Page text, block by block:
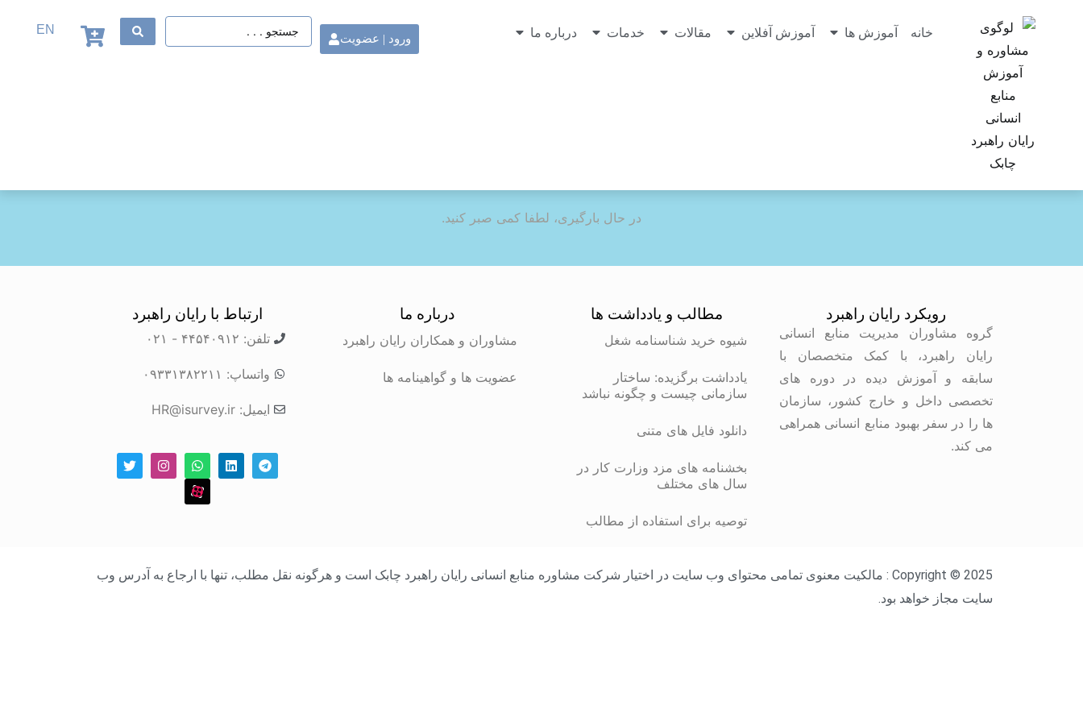
خانه آموزش ها آموزش آفلاین مقالات خدمات درباره ما ورود | عضویت
EN
در حال بارگیری، لطفا کمی صبر کنید.
رویکرد رایان راهبرد
گروه مشاوران مدیریت منابع انسانی
رایان راهبرد، با کمک متخصصان با
سابقه و آموزش دیده در دوره های
تخصصی داخل و خارج کشور، سازمان
ها را در سفر بهبود منابع انسانی همراهی
می کند.
مطالب و یادداشت ها
شیوه خرید شناسنامه شغل
یادداشت برگزیده: ساختار
سازمانی چیست و چگونه نباشد
دانلود فایل های متنی
بخشنامه های مزد وزارت کار در
سال های مختلف
توصیه برای استفاده از مطالب
درباره ما
مشاوران و همکاران رایان راهبرد
عضویت ها و گواهینامه ها
ارتباط با رایان راهبرد
تلفن: ۴۴۵۴۰۹۱۲ - ۰۲۱
واتساپ: ۰۹۳۳۱۳۸۲۲۱۱
ایمیل: HR@isurvey.ir
Copyright © 2025 : مالکیت معنوی تمامی محتوای وب سایت در اختیار شرکت مشاوره منابع انسانی رایان راهبرد چابک است و هرگونه نقل مطلب، تنها با ارجاع به آدرس وب
سایت مجاز خواهد بود.